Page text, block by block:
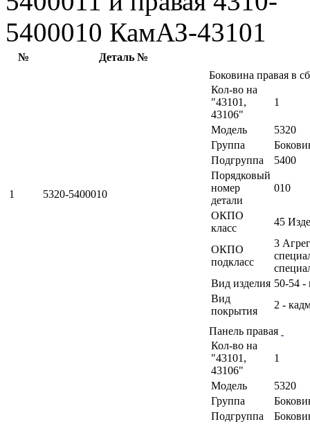
№ Деталь №
1 5320-5400010
Боковина правая в
Кол-во на
"43101,
43106"
1
Модель
5320
Группа
Подгруппа
5400
Порядковый
номер
детали
010
ОКПО
класс
45
ОКПО
подкласс
3
Вид изделия 50-54
Вид
покрытия
2 -
Панель правая
Кол-во на
"43101,
43106"
1
Модель
5320
Группа
Подгруппа